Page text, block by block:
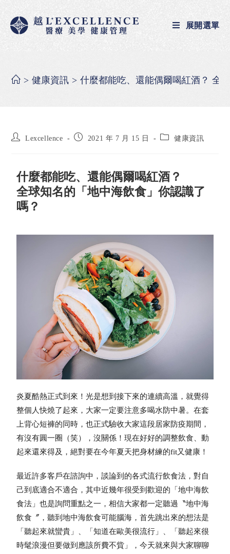
展開選單
> 健康資訊 > 什麼都能吃、還能偶爾喝紅酒？ 全
Lexcellence 2021 年 7 月 15 日 健康資訊
什麼都能吃、還能偶爾喝紅酒？
全球知名的「地中海飲食」你認識了
嗎？
炎夏酷熱正式到來！光是想到接下來的連續高溫，就覺得
整個人快燒了起來，大家一定要注意多喝水防中暑。在套
上背心短褲的同時，也正式驗收大家這段居家防疫期間，
有沒有圓一圈（笑），沒關係！現在好好的調整飲食、動
起來還來得及，絕對要在今年夏天把身材練的fit又健康！
最近許多客戶在諮詢中，談論到的各式流行飲食法，對自
己到底適合不適合，其中近幾年很受到歡迎的「地中海飲
食法」也是詢問重點之一，相信大家都一定聽過〝地中海
飲食〞，聽到地中海飲食可能腦海，首先跳出來的想法是
「聽起來就蠻貴」、「知道在歐美很流行」、「聽起來很
時髦浪漫但要做到應該所費不貲」，今天就來與大家聊聊